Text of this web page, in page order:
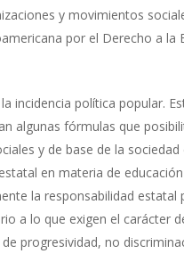
y movimientos
por el Derecho a la
incidencia política popular.
algunas fórmulas que
y de base de la
en materia de
la responsabilidad
a lo que exigen el carácter
progresividad, no